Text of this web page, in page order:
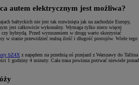
autem elektrycznym jest możliwa?
bałtyckich nie jest tak rozwinięta jak na zachodzie Europy,
jest całkowicie wykonalny. Wymaga tylko nieco więcej
hybrydą. Przed wyruszeniem w drogę warto skorzystać
w stanie przewidzieć realną ilość i długość postojów. Wiele tego
bZ4X z napędem na przednią oś przejazd z Warszawy do Tallina
1 godziny 4 minuty. Cała trasa powinna potrwać niewiele ponad